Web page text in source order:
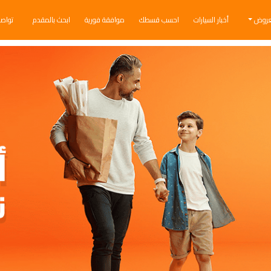
أخبار السيارات احسب قسطك موافقة فورية ابحث بالمقدم